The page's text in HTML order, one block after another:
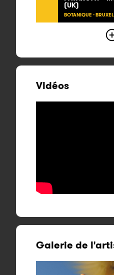
(UK)
BOTANIQUE -
Vidéos
Galerie de